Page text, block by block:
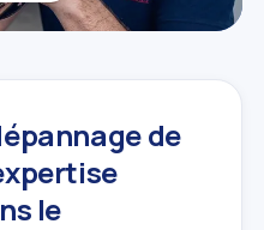
de
le